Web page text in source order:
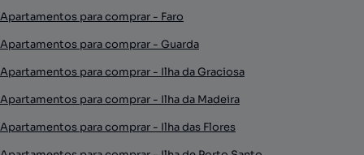
Apartamentos para comprar - Faro
Apartamentos para comprar - Guarda
Apartamentos para comprar - Ilha da Graciosa
Apartamentos para comprar - Ilha da Madeira
Apartamentos para comprar - Ilha das Flores